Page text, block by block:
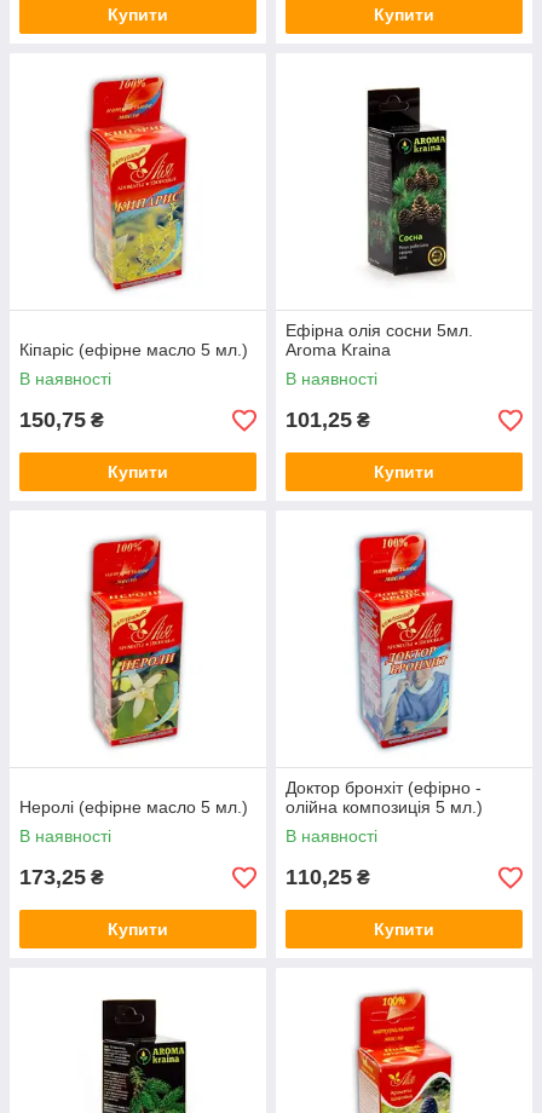
Купити Купити
Кіпаріс (ефірне масло 5 мл.)
В наявності
150,75 ₴
Купити
Ефірна олія сосни 5мл.
Aroma Kraina
В наявності
101,25 ₴
Купити
Неролі (ефірне масло 5 мл.)
В наявності
173,25 ₴
Купити
Доктор бронхіт (ефірно -
олійна композиція 5 мл.)
В наявності
110,25 ₴
Купити